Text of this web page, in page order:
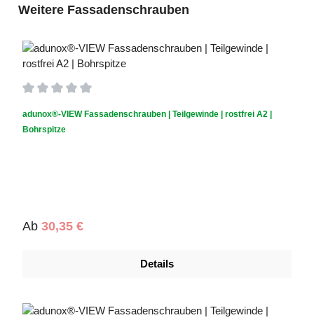
Produktgalerie überspringen
Weitere Fassadenschrauben
adunox®-VIEW Fassadenschrauben | Teilgewinde | rostfrei A2 |
Bohrspitze
Regulärer Preis:
Ab 30,35 €
Details